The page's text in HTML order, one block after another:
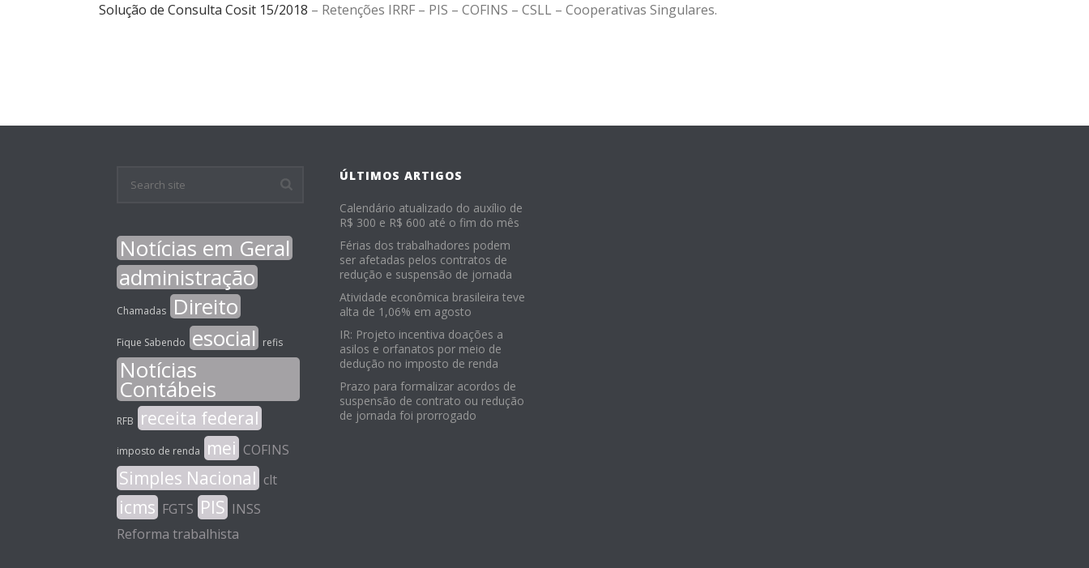
Solução de Consulta Cosit 15/2018 – Retenções IRRF – PIS – COFINS – CSLL – Cooperativas Singulares.
Notícias em Geral
administração
Chamadas Direito
Fique Sabendo esocial refis
Notícias
Contábeis
RFB receita federal
imposto de renda mei COFINS
Simples Nacional clt
icms FGTS PIS INSS
Reforma trabalhista
ÚLTIMOS ARTIGOS
Calendário atualizado do auxílio de
R$ 300 e R$ 600 até o fim do mês
Férias dos trabalhadores podem
ser afetadas pelos contratos de
redução e suspensão de jornada
Atividade econômica brasileira teve
alta de 1,06% em agosto
IR: Projeto incentiva doações a
asilos e orfanatos por meio de
dedução no imposto de renda
Prazo para formalizar acordos de
suspensão de contrato ou redução
de jornada foi prorrogado